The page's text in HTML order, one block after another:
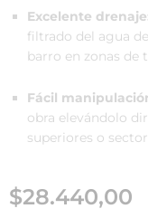
Excelente
filtrado del agua
barro en zonas de
Fácil
obra elevándolo
superiores o
$28.440,00